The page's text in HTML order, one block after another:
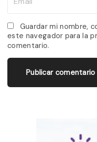
*
a
i
l
Guardar mi nombre,
este navegador para la
comentario.